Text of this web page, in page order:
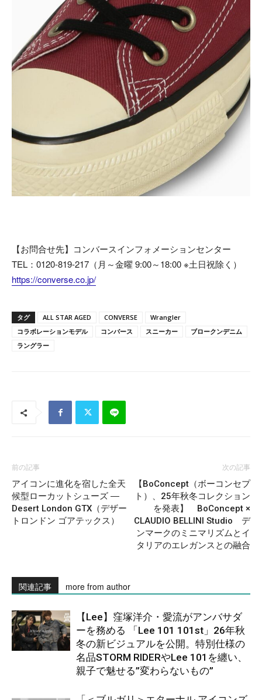
【お問合せ先】コンバースインフォメーションセンター
TEL：0120-819-217（月～金曜 9:00～18:00 ※土日祝除く）
https://converse.co.jp/
タグ ALL STAR AGED CONVERSE
Wrangler
コラボレーションモデル
コンバース スニーカー
ブロークンデニム
ラングラー
前の記事
アイコンに進化を宿した全天
候型ローカットシューズ ―
Desert London GTX（デザー
トロンドン ゴアテックス）
次の記事
【BoConcept（ボーコンセプ
ト）、25年秋冬コレクション
を発表】 BoConcept ×
CLAUDIO BELLINI Studio デ
ンマークのミニマリズムとイ
タリアのエレガンスとの融合
関連記事 more from author
【Lee】窪塚洋介・愛流がアンバサダ
ーを務める 「Lee 101 101st」26年秋
冬の新ビジュアルを公開。特別仕様の
名品STORM RIDERやLee 101を纏い、
親子で魅せる”変わらないもの”